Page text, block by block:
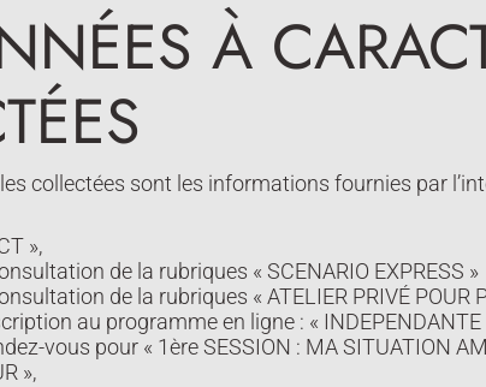
À
collectées sont les informations fournies par
»,
de la rubriques « SCENARIO EXPRESS »
de la rubriques « ATELIER PRIVÉ POUR
au programme en ligne : « INDEPENDANTE
vous pour « 1ère SESSION : MA SITUATION
»,